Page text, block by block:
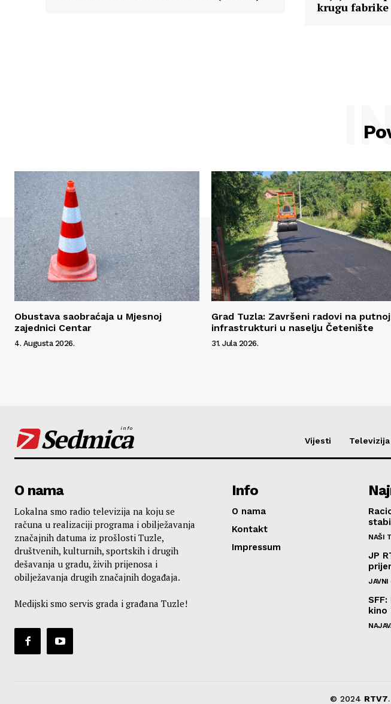
krugu fabrike
Obustava saobraćaja u Mjesnoj
zajednici Centar
4. Augusta 2026.
Grad Tuzla: Završeni radovi na putnoj
infrastrukturi u naselju Četenište
31. Jula 2026.
Sedmica
info
Vijesti Televizija
O nama
Lokalna smo radio televizija na koju se
računa u realizaciji programa i obilježavanja
značajnih datuma iz prošlosti Tuzle,
društvenih, kulturnih, sportskih i drugih
dešavanja u gradu, živih prijenosa i
obilježavanja drugih značajnih događaja.
Medijski smo servis grada i građana Tuzle!
Info
O nama
Kontakt
Impressum
NAŠI
JP
JAVNI
kino
© 2024 RTV7